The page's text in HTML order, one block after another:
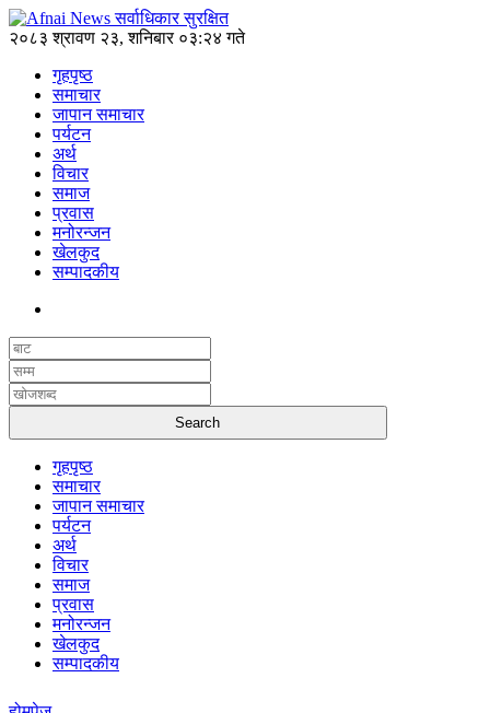
२०८३ श्रावण २३, शनिबार ०३:२४ गते
गृहपृष्ठ
समाचार
जापान समाचार
पर्यटन
अर्थ
विचार
समाज
प्रवास
मनोरन्जन
खेलकुद
सम्पादकीय
गृहपृष्ठ
समाचार
जापान समाचार
पर्यटन
अर्थ
विचार
समाज
प्रवास
मनोरन्जन
खेलकुद
सम्पादकीय